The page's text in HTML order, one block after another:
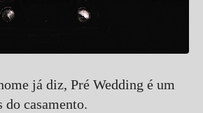
já diz, Pré Wedding é um
do casamento.